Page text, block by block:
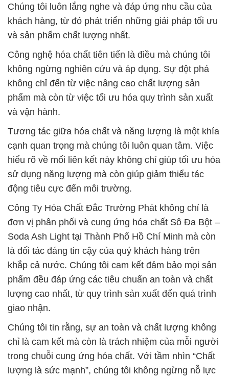
Chúng tôi luôn lắng nghe và đáp ứng nhu cầu của
khách hàng, từ đó phát triển những giải pháp tối ưu
và sản phẩm chất lượng nhất.
Công nghệ hóa chất tiên tiến là điều mà chúng tôi
không ngừng nghiên cứu và áp dụng. Sự đột phá
không chỉ đến từ việc nâng cao chất lượng sản
phẩm mà còn từ việc tối ưu hóa quy trình sản xuất
và vận hành.
Tương tác giữa hóa chất và năng lượng là một khía
cạnh quan trọng mà chúng tôi luôn quan tâm. Việc
hiểu rõ về mối liên kết này không chỉ giúp tối ưu hóa
sử dụng năng lượng mà còn giúp giảm thiểu tác
động tiêu cực đến môi trường.
Công Ty Hóa Chất Đắc Trường Phát không chỉ là
đơn vị phân phối và cung ứng hóa chất Sô Đa Bột –
Soda Ash Light tại Thành Phố Hồ Chí Minh mà còn
là đối tác đáng tin cậy của quý khách hàng trên
khắp cả nước. Chúng tôi cam kết đảm bảo mọi sản
phẩm đều đáp ứng các tiêu chuẩn an toàn và chất
lượng cao nhất, từ quy trình sản xuất đến quá trình
giao nhận.
Chúng tôi tin rằng, sự an toàn và chất lượng không
chỉ là cam kết mà còn là trách nhiệm của mỗi người
trong chuỗi cung ứng hóa chất. Với tầm nhìn “Chất
lượng là sức mạnh”, chúng tôi không ngừng nỗ lực